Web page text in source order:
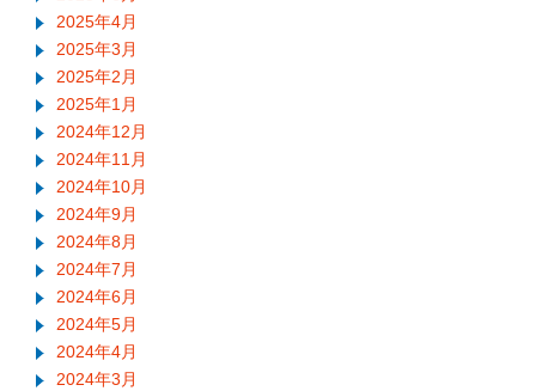
2025年4月
2025年3月
2025年2月
2025年1月
2024年12月
2024年11月
2024年10月
2024年9月
2024年8月
2024年7月
2024年6月
2024年5月
2024年4月
2024年3月